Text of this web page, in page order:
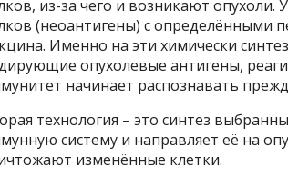
из-за чего и возникают
(неоантигены) с определёнными
Именно на эти химически
опухолевые антигены,
начинает распознавать
технология – это синтез
систему и направляет её на
изменённые клетки.